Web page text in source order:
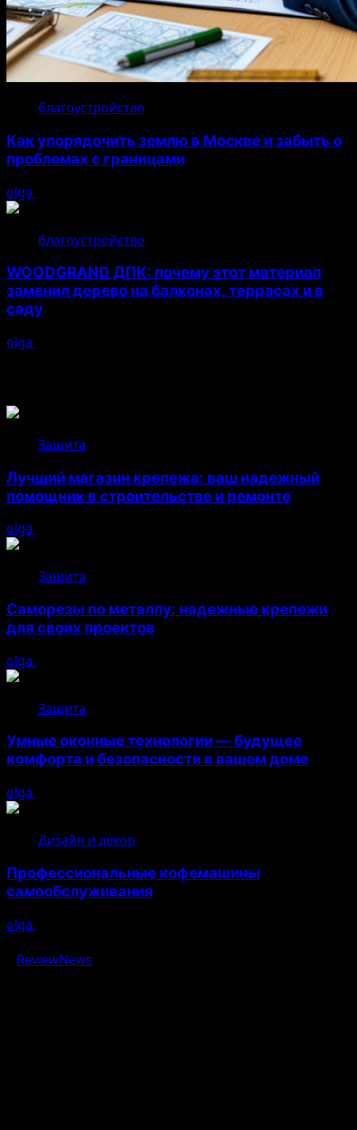
благоустройство
Как упорядочить землю в Москве и забыть о
проблемах с границами
olga
благоустройство
WOODGRAND ДПК: почему этот материал
заменил дерево на балконах, террасах и в
саду
olga
Защита
Лучший магазин крепежа: ваш надежный
помощник в строительстве и ремонте
olga
Защита
Саморезы по металлу: надежные крепежи
для своих проектов
olga
Защита
Умные оконные технологии — будущее
комфорта и безопасности в вашем доме
olga
Дизайн и декор
Профессиональные кофемашины
самообслуживания
olga
ReviewNews